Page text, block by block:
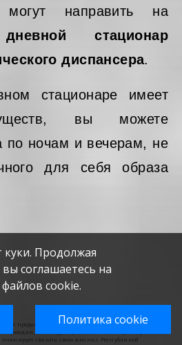
куки. Продолжая
соглашаетесь на
cookie.
Политика cookie
направить на
дневной стационар
диспансера.
стационаре имеет
вы можете
по ночам и вечерам, не
для себя образа
предоставления полной и актуальной
граждан, планирующих посетить Республику
планирует связать свою жизнь с Республикой